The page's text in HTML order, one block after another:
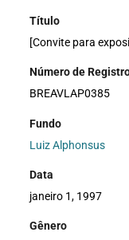
Título
[Convite para
Número de
BREAVLAP0385
Fundo
Luiz Alphonsus
Data
janeiro 1, 1997
Gênero